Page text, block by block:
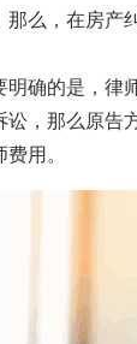
那么，在房产
确的是，律
讼，那么原告
用。